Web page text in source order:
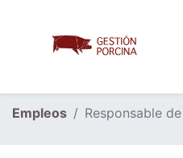
Empleos Responsable